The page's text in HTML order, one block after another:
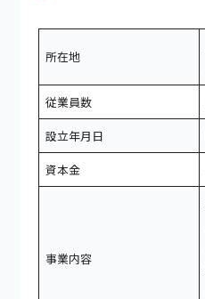
所在地
従業員数
設立年月日
資本金
事業内容